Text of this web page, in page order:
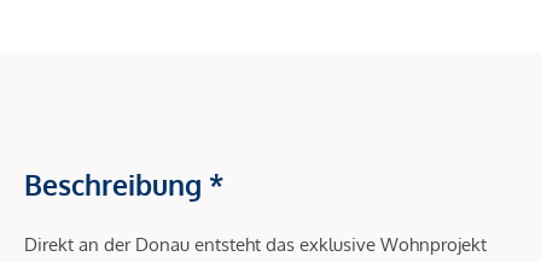
Beschreibung *
Direkt an der Donau entsteht das exklusive Wohnprojekt